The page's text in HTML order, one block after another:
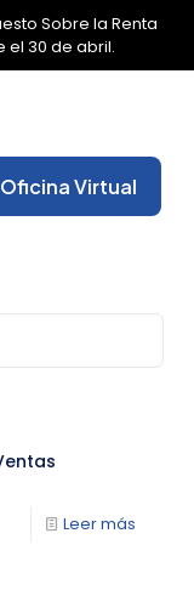
Sobre la Renta
el 30 de abril.
✕
Oficina Virtual
Leer más